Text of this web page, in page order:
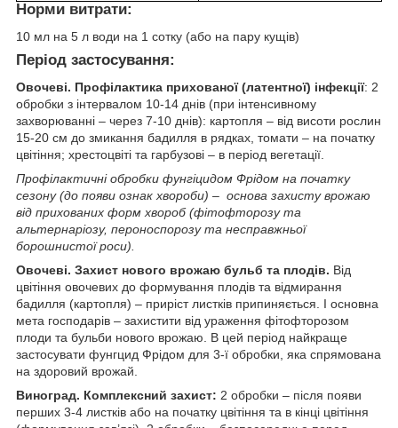
Норми витрати:
10 мл на 5 л води на 1 сотку (або на пару кущів)
Період застосування:
Овочеві. Профілактика прихованої (латентної) інфекції: 2
обробки з інтервалом 10-14 днів (при інтенсивному
захворюванні – через 7-10 днів): картопля – від висоти рослин
15-20 см до змикання бадилля в рядках, томати – на початку
цвітіння; хрестоцвіті та гарбузові – в період вегетації.
Профілактичні обробки фунгіцидом Фрідом на початку
сезону (до появи ознак хвороби) – основа захисту врожаю
від прихованих форм хвороб (фітофторозу та
альтернаріозу, пероноспорозу та несправжньої
борошнистої роси).
Овочеві. Захист нового врожаю бульб та плодів. Від
цвітіння овочевих до формування плодів та відмирання
бадилля (картопля) – приріст листків припиняється. І основна
мета господарів – захистити від ураження фітофторозом
плоди та бульби нового врожаю. В цей період найкраще
застосувати фунгцид Фрідом для 3-ї обробки, яка спрямована
на здоровий врожай.
Виноград. Комплексний захист: 2 обробки – після появи
перших 3-4 листків або на початку цвітіння та в кінці цвітіння